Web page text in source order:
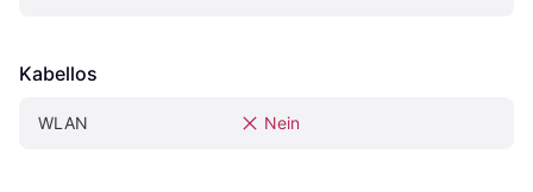
Kabellos
WLAN Nein